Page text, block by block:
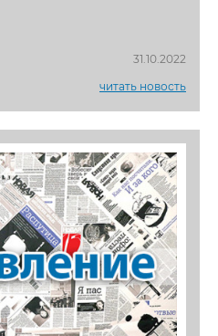
31.10.2022
читать новость